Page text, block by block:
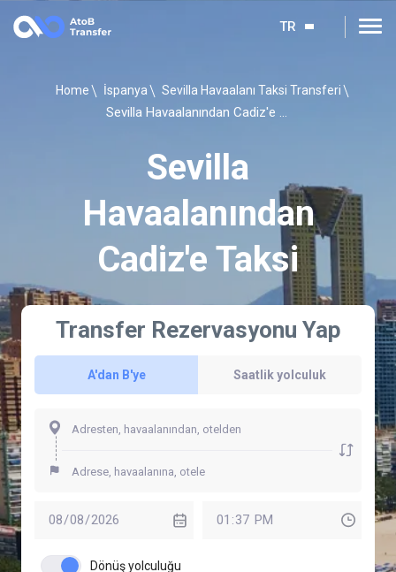
TR
Home İspanya Sevilla Havaalanı Taksi Transferi
Sevilla Havaalanından Cadiz'e Taksi
Sevilla
Havaalanından
Cadiz'e Taksi
Transfer Rezervasyonu Yap
A'dan B'ye Saatlik yolculuk
Dönüş yolculuğu